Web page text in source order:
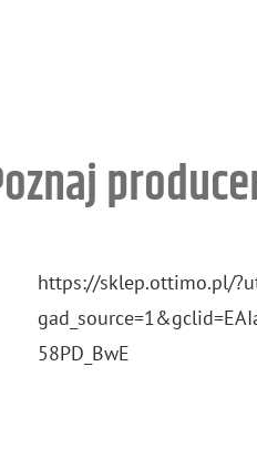
https://​sklep.​ottimo.​pl/
58PD​_​BwE